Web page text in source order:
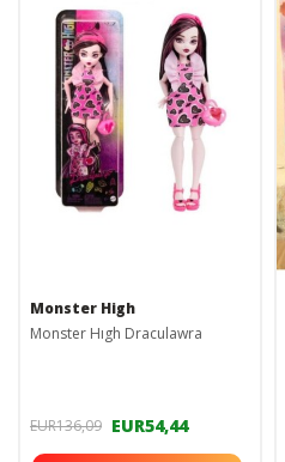
Monster High
Monster Hıgh Draculawra
EUR136,09 EUR54,44